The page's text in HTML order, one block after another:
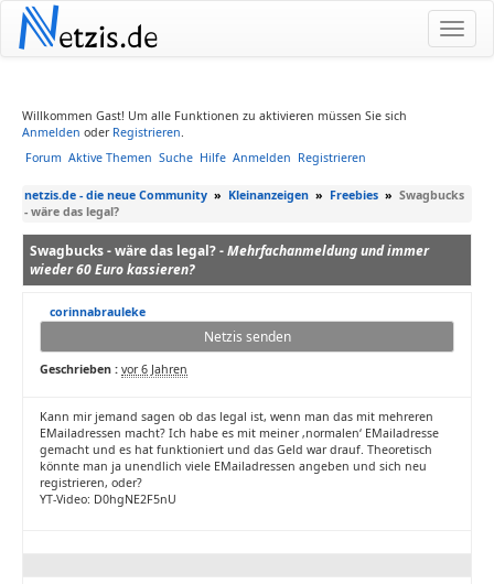
Netzis.de
Willkommen Gast! Um alle Funktionen zu aktivieren müssen Sie sich
Anmelden oder Registrieren.
Forum Aktive Themen Suche Hilfe Anmelden Registrieren
netzis.de - die neue Community » Kleinanzeigen » Freebies » Swagbucks
- wäre das legal?
Swagbucks - wäre das legal? -Mehrfachanmeldung und immer
wieder 60 Euro kassieren?
corinnabrauleke
Netzis senden
Geschrieben : vor 6 Jahren
Kann mir jemand sagen ob das legal ist, wenn man das mit mehreren
EMailadressen macht? Ich habe es mit meiner ‚normalen‘ EMailadresse
gemacht und es hat funktioniert und das Geld war drauf. Theoretisch
könnte man ja unendlich viele EMailadressen angeben und sich neu
registrieren, oder?
YT-Video: D0hgNE2F5nU